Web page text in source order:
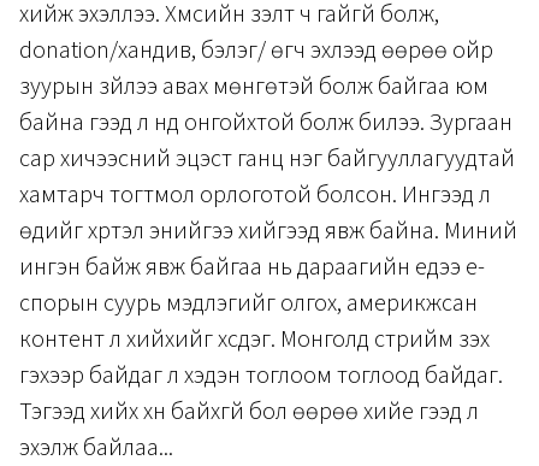
хийж эхэллээ. Хүмүүсийн үзэлт ч гайгүй болж,
donation/хандив, бэлэг/ өгч эхлээд өөрөө ойр
зуурын зүйлээ авах мөнгөтэй болж байгаа юм
байна гээд л нүд онгойхтой болж билээ. Зургаан
сар хичээсний эцэст ганц нэг байгууллагуудтай
хамтарч тогтмол орлоготой болсон. Ингээд л
өдийг хүртэл энийгээ хийгээд явж байна. Миний
ингэн байж явж байгаа нь дараагийн үедээ е-
спорын суурь мэдлэгийг олгох, америкжсан
контент л хийхийг хүсдэг. Монголд стрийм үзэх
гэхээр байдаг л хэдэн тоглоом тоглоод байдаг.
Тэгээд хийх хүн байхгүй бол өөрөө хийе гээд л
эхэлж байлаа...